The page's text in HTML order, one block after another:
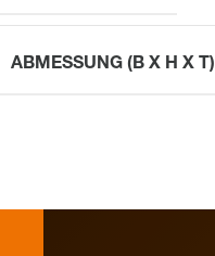
ABMESSUNG (B X H X T)